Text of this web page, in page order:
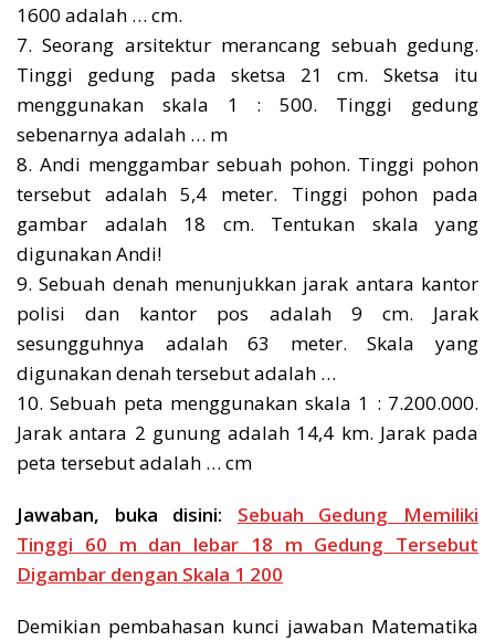
1600 adalah … cm.
7. Seorang arsitektur merancang sebuah gedung.
Tinggi gedung pada sketsa 21 cm. Sketsa itu
menggunakan skala 1 : 500. Tinggi gedung
sebenarnya adalah … m
8. Andi menggambar sebuah pohon. Tinggi pohon
tersebut adalah 5,4 meter. Tinggi pohon pada
gambar adalah 18 cm. Tentukan skala yang
digunakan Andi!
9. Sebuah denah menunjukkan jarak antara kantor
polisi dan kantor pos adalah 9 cm. Jarak
sesungguhnya adalah 63 meter. Skala yang
digunakan denah tersebut adalah …
10. Sebuah peta menggunakan skala 1 : 7.200.000.
Jarak antara 2 gunung adalah 14,4 km. Jarak pada
peta tersebut adalah … cm
Jawaban, buka disini: Sebuah Gedung Memiliki
Tinggi 60 m dan lebar 18 m Gedung Tersebut
Digambar dengan Skala 1 200
Demikian pembahasan kunci jawaban Matematika